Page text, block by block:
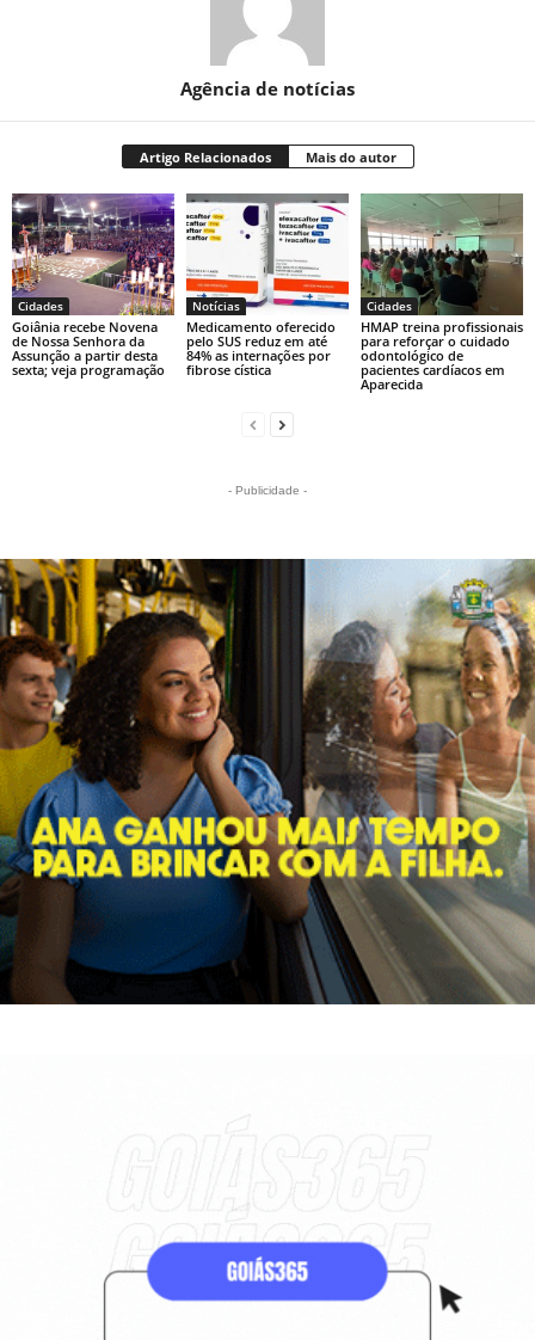
Agência de notícias
Artigo Relacionados Mais do autor
Cidades
Goiânia recebe Novena
de Nossa Senhora da
Assunção a partir desta
sexta; veja programação
Notícias
Medicamento oferecido
pelo SUS reduz em até
84% as internações por
fibrose cística
Cidades
HMAP treina profissionais
para reforçar o cuidado
odontológico de
pacientes cardíacos em
Aparecida
- Publicidade -